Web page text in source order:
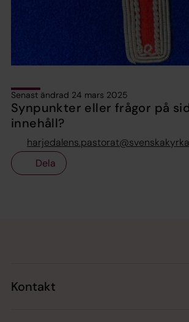
Senast ändrad 24 mars 2025
Synpunkter eller frågor på
innehåll?
Dela
Kontakt